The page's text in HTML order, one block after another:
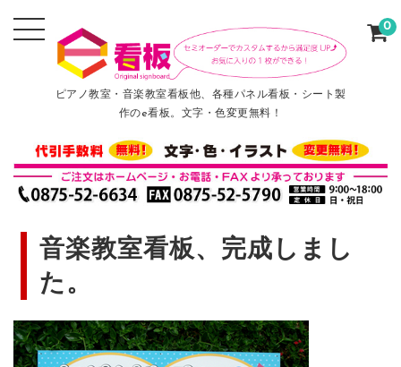
ピアノ教室・音楽教室看板他、各種パネル看板・シート製
作のe看板。文字・色変更無料！
0
音楽教室看板、完成しまし
た。